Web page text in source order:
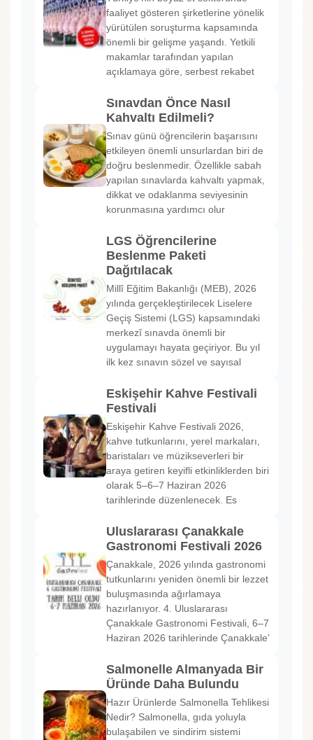
faaliyet gösteren şirketlerine yönelik
yürütülen soruşturma kapsamında
önemli bir gelişme yaşandı. Yetkili
makamlar tarafından yapılan
açıklamaya göre, serbest rekabet
Sınavdan Önce Nasıl
Kahvaltı Edilmeli?
Sınav günü öğrencilerin başarısını
etkileyen önemli unsurlardan biri de
doğru beslenmedir. Özellikle sabah
yapılan sınavlarda kahvaltı yapmak,
dikkat ve odaklanma seviyesinin
korunmasına yardımcı olur
LGS Öğrencilerine
Beslenme Paketi
Dağıtılacak
Millî Eğitim Bakanlığı (MEB), 2026
yılında gerçekleştirilecek Liselere
Geçiş Sistemi (LGS) kapsamındaki
merkezî sınavda önemli bir
uygulamayı hayata geçiriyor. Bu yıl
ilk kez sınavın sözel ve sayısal
Eskişehir Kahve Festivali
Festivali
Eskişehir Kahve Festivali 2026,
kahve tutkunlarını, yerel markaları,
baristaları ve müzikseverleri bir
araya getiren keyifli etkinliklerden biri
olarak 5–6–7 Haziran 2026
tarihlerinde düzenlenecek. Es
Uluslararası Çanakkale
Gastronomi Festivali 2026
Çanakkale, 2026 yılında gastronomi
tutkunlarını yeniden önemli bir lezzet
buluşmasında ağırlamaya
hazırlanıyor. 4. Uluslararası
Çanakkale Gastronomi Festivali, 6–7
Haziran 2026 tarihlerinde Çanakkale’
Salmonelle Almanyada Bir
Üründe Daha Bulundu
Hazır Ürünlerde Salmonella Tehlikesi
Nedir? Salmonella, gıda yoluyla
bulaşabilen ve sindirim sistemi